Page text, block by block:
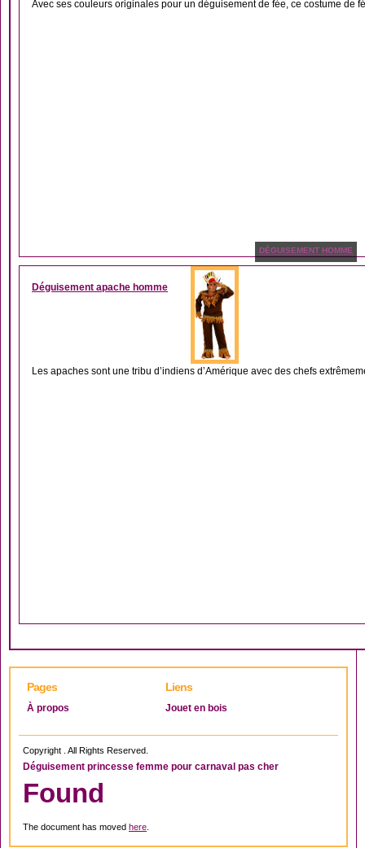
Avec ses couleurs originales pour un déguisement de fée, ce costume de
DÉGUISEMENT HOMME
Déguisement apache homme
Les apaches sont une tribu d’indiens d’Amérique avec des chefs
Pages
À propos
Liens
Jouet en bois
Copyright . All Rights Reserved.
Déguisement princesse femme pour carnaval pas cher
Found
The document has moved here